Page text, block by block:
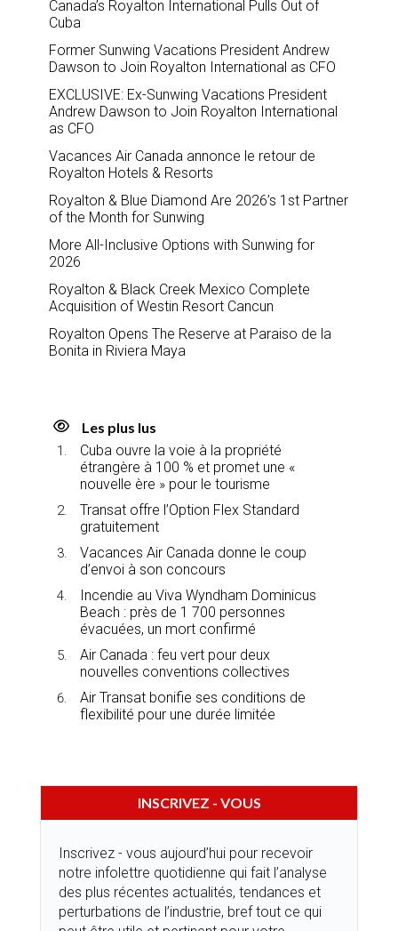
Canada’s Royalton International Pulls Out of
Cuba
Former Sunwing Vacations President Andrew
Dawson to Join Royalton International as CFO
EXCLUSIVE: Ex-Sunwing Vacations President
Andrew Dawson to Join Royalton International
as CFO
Vacances Air Canada annonce le retour de
Royalton Hotels & Resorts
Royalton & Blue Diamond Are 2026’s 1st Partner
of the Month for Sunwing
More All-Inclusive Options with Sunwing for
2026
Royalton & Black Creek Mexico Complete
Acquisition of Westin Resort Cancun
Royalton Opens The Reserve at Paraiso de la
Bonita in Riviera Maya
Les plus lus
Cuba ouvre la voie à la propriété
étrangère à 100 % et promet une «
nouvelle ère » pour le tourisme
Transat offre l’Option Flex Standard
gratuitement
Vacances Air Canada donne le coup
d’envoi à son concours
Incendie au Viva Wyndham Dominicus
Beach : près de 1 700 personnes
évacuées, un mort confirmé
Air Canada : feu vert pour deux
nouvelles conventions collectives
Air Transat bonifie ses conditions de
flexibilité pour une durée limitée
INSCRIVEZ - VOUS
Inscrivez - vous aujourd’hui pour recevoir
notre infolettre quotidienne qui fait l’analyse
des plus récentes actualités, tendances et
perturbations de l’industrie, bref tout ce qui